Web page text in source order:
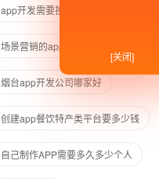
app开发需要投入哪些费用
场景营销的app
烟台app开发公司哪家好
创建app餐饮特产类平台要多少钱
自己制作APP需要多久多少个人
[关闭]